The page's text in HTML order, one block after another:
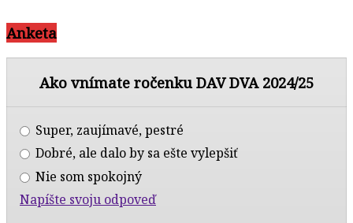
Anketa
Ako vnímate ročenku DAV DVA 2024/25
Super, zaujímavé, pestré
Dobré, ale dalo by sa ešte vylepšiť
Nie som spokojný
Napíšte svoju odpoveď